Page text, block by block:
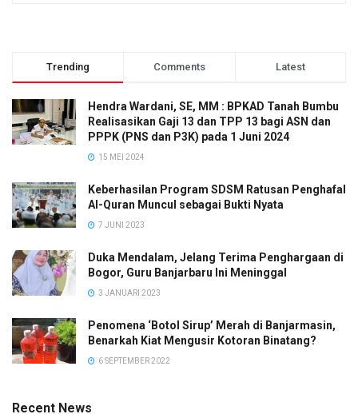
Trending Comments Latest
Hendra Wardani, SE, MM : BPKAD Tanah Bumbu
Realisasikan Gaji 13 dan TPP 13 bagi ASN dan
PPPK (PNS dan P3K) pada 1 Juni 2024
15 MEI 2024
Keberhasilan Program SDSM Ratusan Penghafal
Al-Quran Muncul sebagai Bukti Nyata
7 JUNI 2023
Duka Mendalam, Jelang Terima Penghargaan di
Bogor, Guru Banjarbaru Ini Meninggal
3 JANUARI 2023
Penomena ‘Botol Sirup’ Merah di Banjarmasin,
Benarkah Kiat Mengusir Kotoran Binatang?
6 SEPTEMBER 2022
Recent News